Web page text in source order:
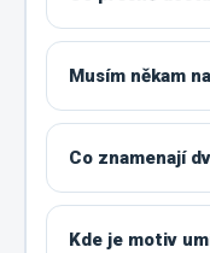
Musím někam
Co znamenají
Kde je motiv